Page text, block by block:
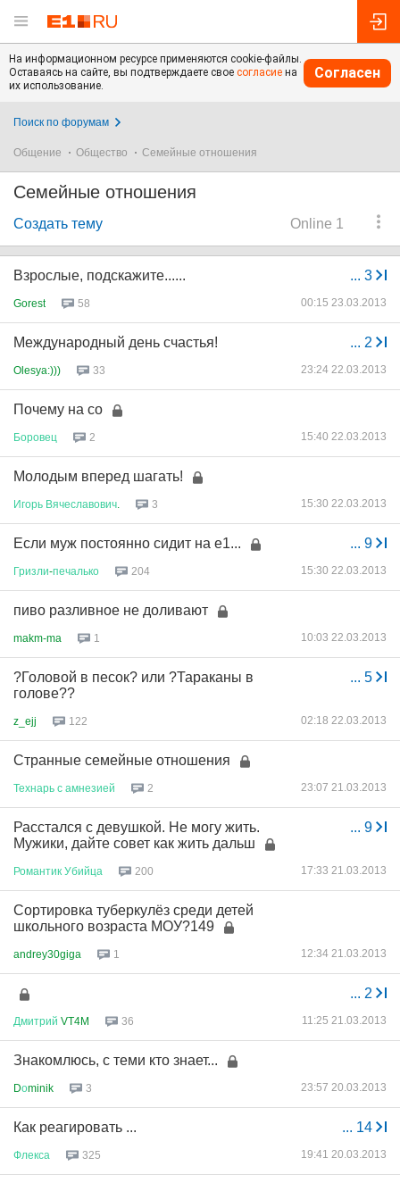
На информационном ресурсе применяются cookie-файлы.
Оставаясь на сайте, вы подтверждаете свое согласие на
их использование.
Согласен
Поиск по форумам
Общение Общество Семейные отношения
Семейные отношения
Online 1
Создать тему
... 3
Взрослые, подскажите......
Gorest 58 00:15 23.03.2013
... 2
Международный день счастья!
Olesya:))) 33 23:24 22.03.2013
Почему на со
Боровец 2 15:40 22.03.2013
Молодым вперед шагать!
Игорь Вячеславович 3 15:30 22.03.2013
... 9
Если муж постоянно сидит на е1...
Гризли-печалько 204 15:30 22.03.2013
пиво разливное не доливают
makm-ma 1 10:03 22.03.2013
... 5
?Головой в песок? или ?Тараканы в
голове??
z_ejj 122 02:18 22.03.2013
Странные семейные отношения
Технарь с амнезией 2 23:07 21.03.2013
... 9
Расстался с девушкой. Не могу жить.
Мужики, дайте совет как жить дальш
Романтик Убийца 200 17:33 21.03.2013
Сортировка туберкулёз среди детей
школьного возраста МОУ?149
andrey30giga 1 12:34 21.03.2013
... 2
Дмитрий VT4M 36 11:25 21.03.2013
Знакомлюсь, с теми кто знает...
Dоminik 3 23:57 20.03.2013
... 14
Как реагировать ...
Флекса 325 19:41 20.03.2013